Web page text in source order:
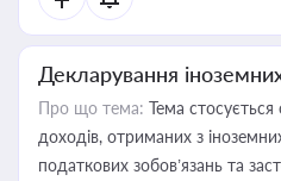
Декларування
Про що тема: Тема стосується
доходів, отриманих з
податкових зобов’язань та